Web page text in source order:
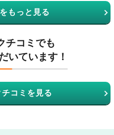
もっと見る
チコミでも
いています！
コミを見る